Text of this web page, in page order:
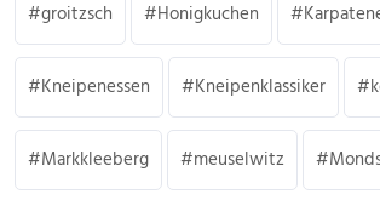
groitzsch Honigkuchen
Kneipenessen Kneipenklassiker
Markkleeberg meuselwitz